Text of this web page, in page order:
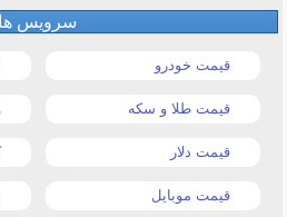
سرویس ها
قیمت خودرو
قیمت طلا و سکه
قیمت دلار
قیمت موبایل